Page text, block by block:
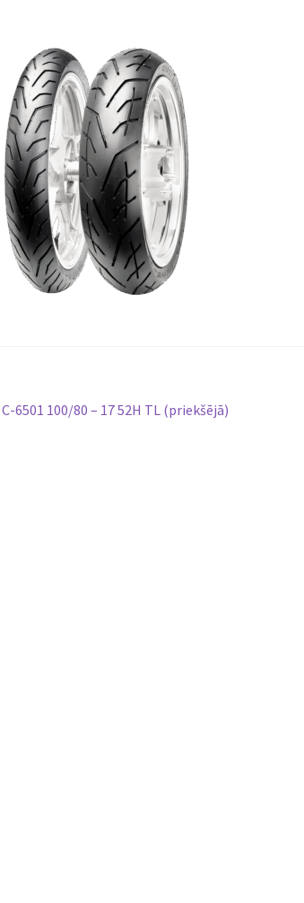
C-6501 100/80 – 17 52H TL (priekšējā)